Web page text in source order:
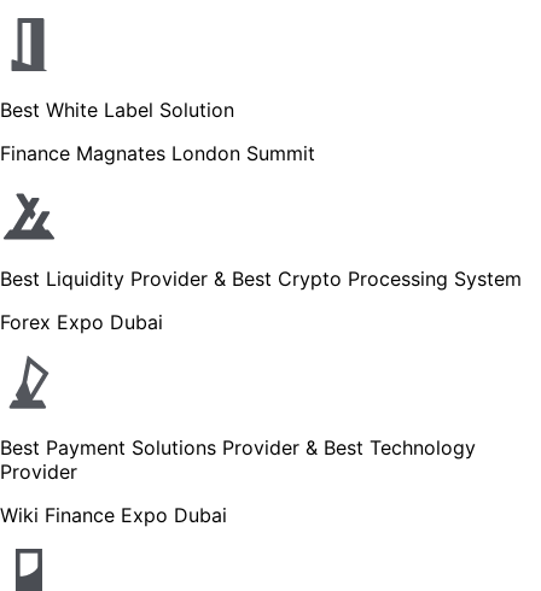
Best White Label Solution
Finance Magnates London Summit
Best Liquidity Provider & Best Crypto Processing System
Forex Expo Dubai
Best Payment Solutions Provider & Best Technology
Provider
Wiki Finance Expo Dubai